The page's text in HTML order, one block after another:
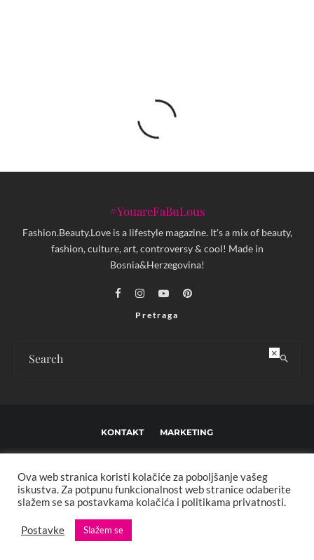
#YouareFaBuLous
Fashion.Beauty.Love is a lifestyle magazine. It's a mix of beauty,
fashion, culture, art, controversy & cool! Made in
Bosnia&Herzegovina!
Pretraga
KONTAKT MARKETING
IMPRESSUM O NAMA
Copyright © 2013 - 2025 FBL creative. Sva prava zadržana. Developed by:
XStreamThemes
Ova web stranica koristi kolačiće za poboljšanje vašeg
iskustva. Za potpunu funkcionalnost web stranice odaberite
slažem se sa postavkama kolačića i politikama privatnosti.
Postavke Slažem se
×